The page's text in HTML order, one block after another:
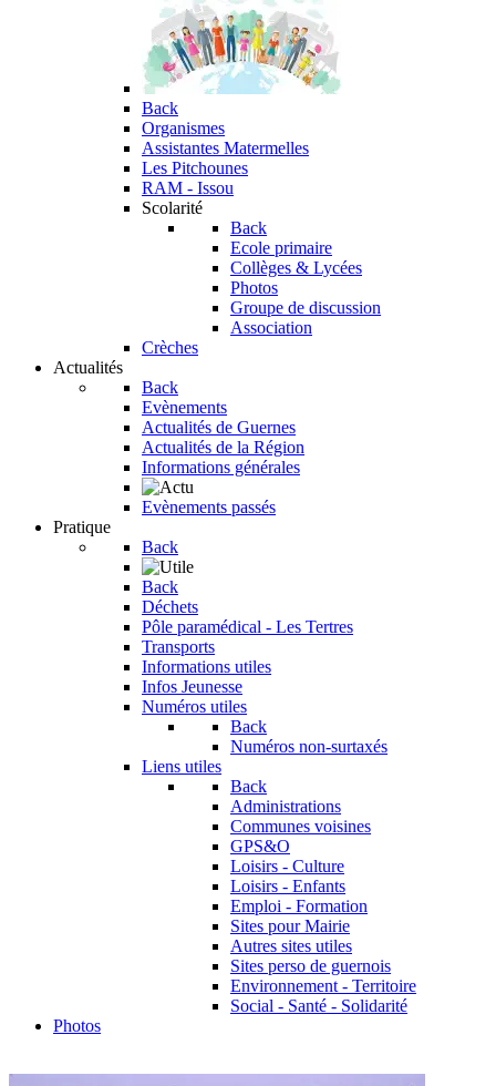
Back
Organismes
Assistantes Matermelles
Les Pitchounes
RAM - Issou
Scolarité
Back
Ecole primaire
Collèges & Lycées
Photos
Groupe de discussion
Association
Crèches
Actualités
Back
Evènements
Actualités de Guernes
Actualités de la Région
Informations générales
Evènements passés
Pratique
Back
Back
Déchets
Pôle paramédical - Les Tertres
Transports
Informations utiles
Infos Jeunesse
Numéros utiles
Back
Numéros non-surtaxés
Liens utiles
Back
Administrations
Communes voisines
GPS&O
Loisirs - Culture
Loisirs - Enfants
Emploi - Formation
Sites pour Mairie
Autres sites utiles
Sites perso de guernois
Environnement - Territoire
Social - Santé - Solidarité
Photos